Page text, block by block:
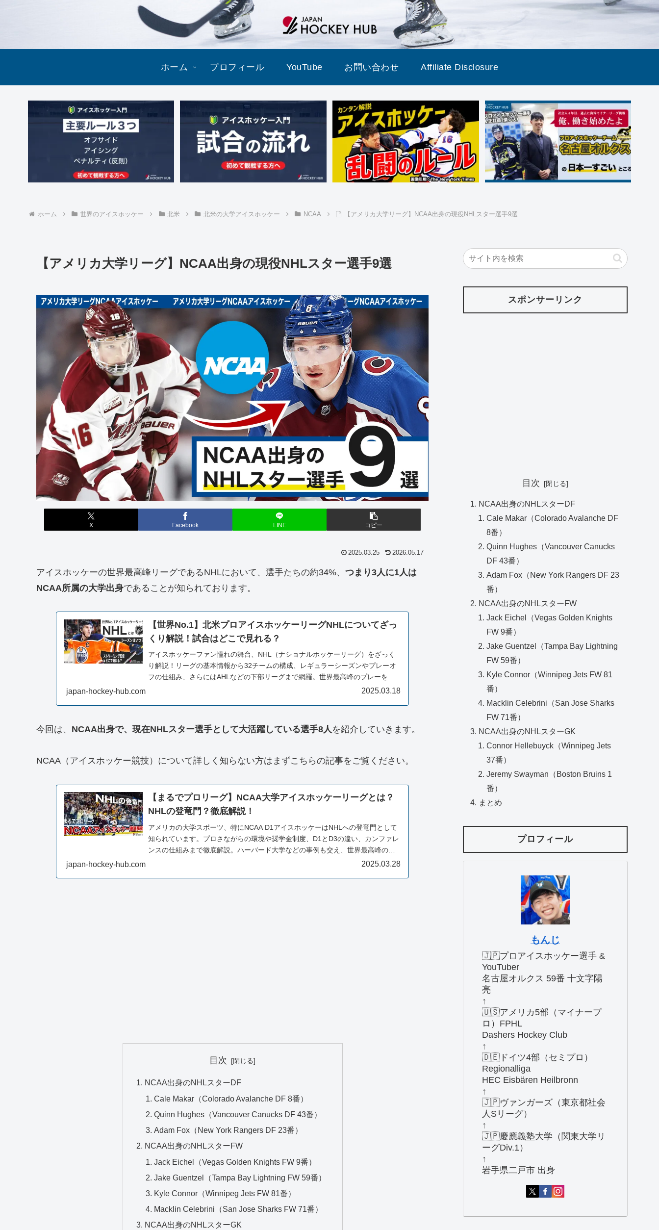
ホーム プロフィール YouTube お問い合わせ Affiliate Disclosure
ホーム 世界のアイスホッケー 北米 北米の大学アイスホッケー NCAA 【アメリカ大学リーグ】NCAA出身の現役NHLスター選手9選
【アメリカ大学リーグ】NCAA出身の現役NHLスター選手9選
X Facebook LINE コピー
2025.03.25 2026.05.17
アイスホッケーの世界最高峰リーグであるNHLにおいて、選手たちの約34%、 つまり3人に1人は
NCAA所属の大学出身であることが知られております。
【世界No.1】北米プロアイスホッケーリーグNHLについてざっ
くり解説！試合はどこで見れる？
アイスホッケーファン憧れの舞台、NHL（ナショナルホッケーリーグ）をざっく
り解説！リーグの基本情報から32チームの構成、レギュラーシーズンやプレーオ
フの仕組み、さらにはAHLなどの下部リーグまで網羅。世界最高峰のプレーを観
戦する方法も紹介します。初心者の方もこれを見ればNHLが分かります！
japan-hockey-hub.com 2025.03.18
今回は、 NCAA出身で、現在NHLスター選手として大活躍している選手8人を紹介していきます。
NCAA（アイスホッケー競技）について詳しく知らない方はまずこちらの記事をご覧ください。
【まるでプロリーグ】NCAA大学アイスホッケーリーグとは？
NHLの登竜門？徹底解説！
アメリカの大学スポーツ、特にNCAA D1アイスホッケーはNHLへの登竜門として
知られています。プロさながらの環境や奨学金制度、D1とD3の違い、カンファレ
ンスの仕組みまで徹底解説。ハーバード大学などの事例も交え、世界最高峰の大
japan-hockey-hub.com 2025.03.28
目次
NCAA出身のNHLスターDF
Cale Makar（Colorado Avalanche DF 8番）
Quinn Hughes（Vancouver Canucks DF 43番）
Adam Fox（New York Rangers DF 23番）
NCAA出身のNHLスターFW
Jack Eichel（Vegas Golden Knights FW 9番）
Jake Guentzel（Tampa Bay Lightning FW 59番）
Kyle Connor（Winnipeg Jets FW 81番）
Macklin Celebrini（San Jose Sharks FW 71番）
NCAA出身のNHLスターGK
スポンサーリンク
目次
NCAA出身のNHLスターDF
Cale Makar（Colorado Avalanche DF
8番）
Quinn Hughes（Vancouver Canucks
DF 43番）
Adam Fox（New York Rangers DF 23
番）
NCAA出身のNHLスターFW
Jack Eichel（Vegas Golden Knights
FW 9番）
Jake Guentzel（Tampa Bay Lightning
FW 59番）
Kyle Connor（Winnipeg Jets FW 81
番）
Macklin Celebrini（San Jose Sharks
FW 71番）
NCAA出身のNHLスターGK
Connor Hellebuyck（Winnipeg Jets
37番）
Jeremy Swayman（Boston Bruins 1
番）
まとめ
プロフィール
もんじ
🇯🇵プロアイスホッケー選手 &
YouTuber
名古屋オルクス 59番 十文字陽
亮
↑
🇺🇸アメリカ5部（マイナープ
ロ）FPHL
Dashers Hockey Club
↑
🇩🇪ドイツ4部（セミプロ）
Regionalliga
HEC Eisbären Heilbronn
↑
🇯🇵ヴァンガーズ（東京都社会
人Sリーグ）
↑
🇯🇵慶應義塾大学（関東大学リ
ーグDiv.1）
↑
岩手県二戸市 出身